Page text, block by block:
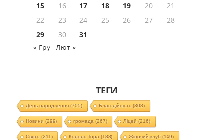
15
16 17 18 19 20
21
22
23 24 25 26 27
28
29
30
31
« Гру
Лют »
ТЕГИ
День народження(705) Благодійність(308)
Новини (299) громада (267) Ліцей (216)
Свято (211) Колель Тора (188) Жіночий клуб (149)